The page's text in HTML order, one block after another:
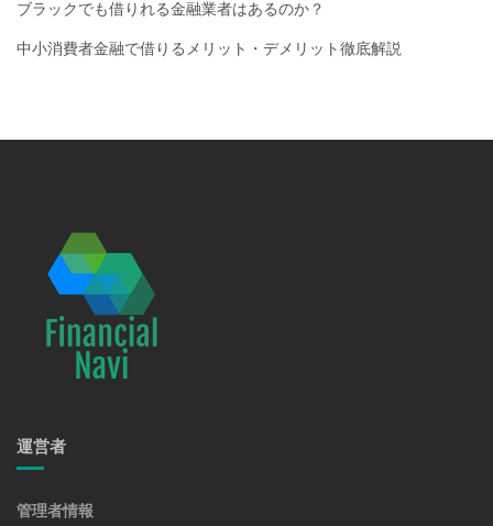
ブラックでも借りれる金融業者はあるのか？
中小消費者金融で借りるメリット・デメリット徹底解説
運営者
管理者情報